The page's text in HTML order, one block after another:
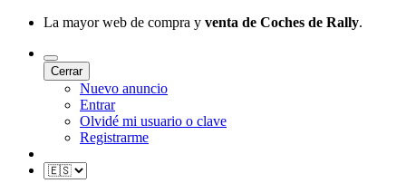
La mayor web de compra y venta de Coches de Rally.
Cerrar
Nuevo anuncio
Entrar
Olvidé mi usuario o clave
Registrarme